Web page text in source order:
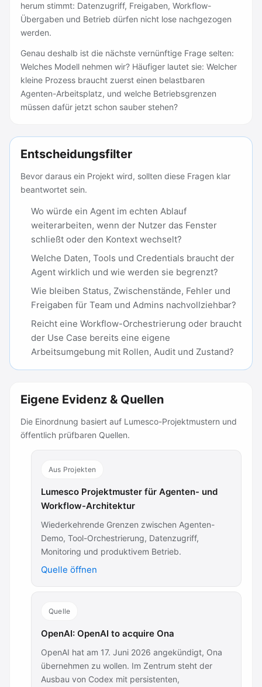
herum stimmt: Datenzugriff, Freigaben, Workflow-
Übergaben und Betrieb dürfen nicht lose nachgezogen
werden.
Genau deshalb ist die nächste vernünftige Frage selten:
Welches Modell nehmen wir? Häufiger lautet sie: Welcher
kleine Prozess braucht zuerst einen belastbaren
Agenten-Arbeitsplatz, und welche Betriebsgrenzen
müssen dafür jetzt schon sauber stehen?
Entscheidungsfilter
Bevor daraus ein Projekt wird, sollten diese Fragen klar
beantwortet sein.
Wo würde ein Agent im echten Ablauf
weiterarbeiten, wenn der Nutzer das Fenster
schließt oder den Kontext wechselt?
Welche Daten, Tools und Credentials braucht der
Agent wirklich und wie werden sie begrenzt?
Wie bleiben Status, Zwischenstände, Fehler und
Freigaben für Team und Admins nachvollziehbar?
Reicht eine Workflow-Orchestrierung oder braucht
der Use Case bereits eine eigene
Arbeitsumgebung mit Rollen, Audit und Zustand?
Eigene Evidenz & Quellen
Die Einordnung basiert auf Lumesco-Projektmustern und
öffentlich prüfbaren Quellen.
Aus Projekten
Lumesco Projektmuster für Agenten- und
Workflow-Architektur
Wiederkehrende Grenzen zwischen Agenten-
Demo, Tool-Orchestrierung, Datenzugriff,
Monitoring und produktivem Betrieb.
Quelle öffnen
Quelle
OpenAI: OpenAI to acquire Ona
OpenAI hat am 17. Juni 2026 angekündigt, Ona
übernehmen zu wollen. Im Zentrum steht der
Ausbau von Codex mit persistenten,